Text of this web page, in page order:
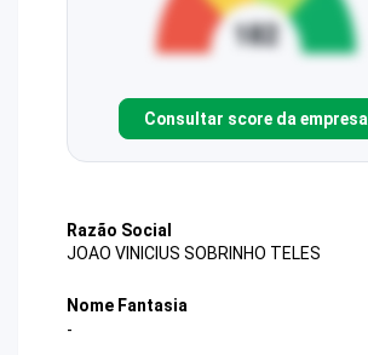
Consultar score da empresa
Razão Social
JOAO VINICIUS SOBRINHO TELES
Nome Fantasia
-